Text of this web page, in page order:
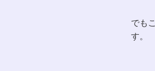
でも
す。